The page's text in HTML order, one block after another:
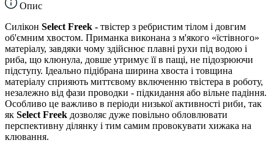
Опис
Силікон Select Freek - твістер з ребристим тілом і довгим
об'ємним хвостом. Приманка виконана з м'якого «їстівного»
матеріалу, завдяки чому здійснює плавні рухи під водою і
риба, що клюнула, довше утримує її в пащі, не підозрюючи
підступу. Ідеально підібрана ширина хвоста і товщина
матеріалу сприяють миттєвому включенню твістера в роботу,
незалежно від фази проводки - підкидання або вільне падіння.
Особливо це важливо в періоди низької активності риби, так
як Select Freek дозволяє дуже повільно обловлювати
перспективну ділянку і тим самим провокувати хижака на
клювання.